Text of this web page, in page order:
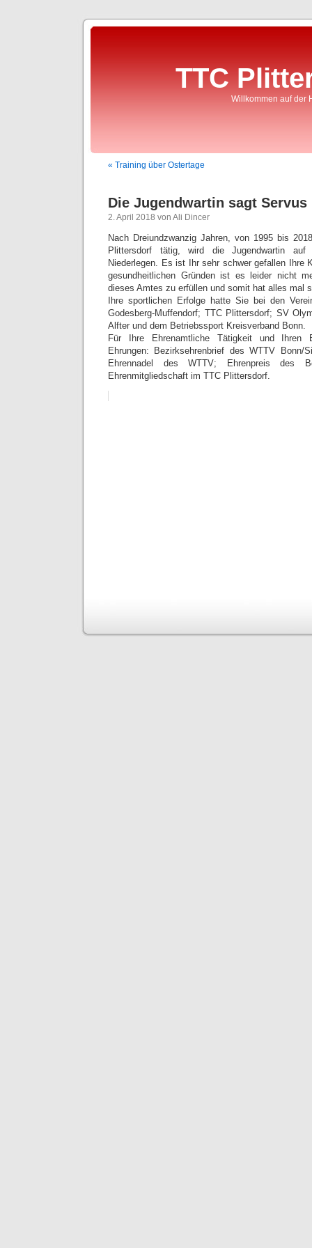
TTC
Willkommen auf der
« Training über Ostertage
Die Jugendwartin sagt Servus
2. April 2018 von Ali Dincer
Nach Dreiundzwanzig Jahren, von 1995 bis
Plittersdorf tätig, wird die Jugendwartin
Niederlegen. Es ist Ihr sehr schwer gefallen Ihre
gesundheitlichen Gründen ist es leider nicht
dieses Amtes zu erfüllen und somit hat alles mal
Ihre sportlichen Erfolge hatte Sie bei den
Godesberg-Muffendorf; TTC Plittersdorf; SV
Alfter und dem Betriebssport Kreisverband Bonn.
Für Ihre Ehrenamtliche Tätigkeit und Ihren
Ehrungen: Bezirksehrenbrief des WTTV Bonn/
Ehrennadel des WTTV; Ehrenpreis des
Ehrenmitgliedschaft im TTC Plittersdorf.